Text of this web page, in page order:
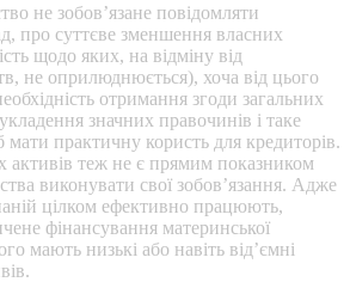
не зобов’язане повідомляти
про суттєве зменшення власних
щодо яких, на відміну від
не оприлюднюється), хоча від цього
отримання згоди загальних
значних правочинів і таке
мати практичну користь для кредиторів.
активів теж не є прямим показником
виконувати свої зобов’язання. Адже
цілком ефективно працюють,
фінансування материнської
мають низькі або навіть від’ємні